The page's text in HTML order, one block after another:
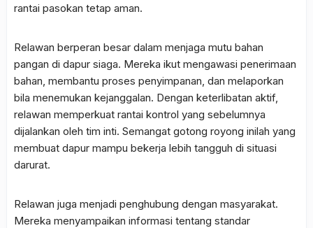
rantai pasokan tetap aman.
Relawan berperan besar dalam menjaga mutu bahan
pangan di dapur siaga. Mereka ikut mengawasi penerimaan
bahan, membantu proses penyimpanan, dan melaporkan
bila menemukan kejanggalan. Dengan keterlibatan aktif,
relawan memperkuat rantai kontrol yang sebelumnya
dijalankan oleh tim inti. Semangat gotong royong inilah yang
membuat dapur mampu bekerja lebih tangguh di situasi
darurat.
Relawan juga menjadi penghubung dengan masyarakat.
Mereka menyampaikan informasi tentang standar